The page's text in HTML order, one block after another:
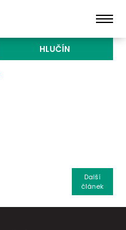
HLUČÍN
Další
článek